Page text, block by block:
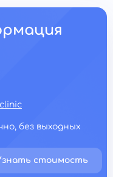
без выходных
стоимость